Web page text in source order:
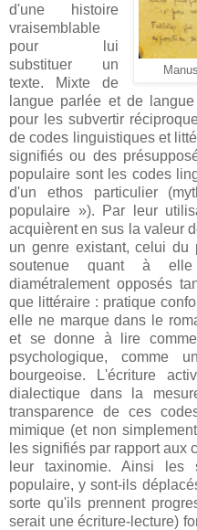
d'une histoire
vraisemblable
pour lui
substituer un
texte. Mixte de
langue parlée et de
pour les subvertir
de codes linguistiques et
signifiés ou des
populaire sont les codes
d'un ethos particulier
populaire »). Par leur
acquièrent en sus la valeur
un genre existant, celui du
soutenue quant à
diamétralement opposés
que littéraire : pratique
elle ne marque dans le
et se donne à lire
psychologique, comme
bourgeoise. L'écriture
dialectique dans la
transparence de ces
mimique (et non
les signifiés par rapport aux
leur taxinomie. Ainsi
populaire, y sont-ils
sorte qu'ils prennent
serait une écriture-lecture)